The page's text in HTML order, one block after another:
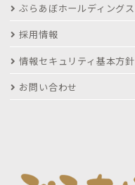
ぶらあぼホールディングス
採用情報
情報セキュリティ基本方針
お問い合わせ